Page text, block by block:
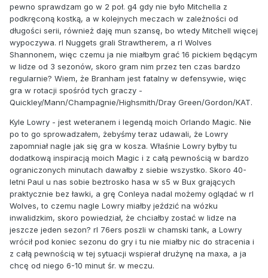
pewno sprawdzam go w 2 poł. g4 gdy nie było Mitchella z
podkręconą kostką, a w kolejnych meczach w zależności od
długości serii, również daję mun szansę, bo wtedy Mitchell więcej
wypoczywa. rl Nuggets grali Strawtherem, a rl Wolves
Shannonem, więc czemu ja nie miałbym grać 16 pickiem będącym
w lidze od 3 sezonów, skoro gram nim przez ten czas bardzo
regularnie? Wiem, że Branham jest fatalny w defensywie, więc
gra w rotacji spośród tych graczy -
Quickley/Mann/Champagnie/Highsmith/Dray Green/Gordon/KAT.
Kyle Lowry - jest weteranem i legendą moich Orlando Magic. Nie
po to go sprowadzałem, żebyśmy teraz udawali, że Lowry
zapomniał nagle jak się gra w kosza. Właśnie Lowry byłby tu
dodatkową inspiracją moich Magic i z całą pewnością w bardzo
ograniczonych minutach dawałby z siebie wszystko. Skoro 40-
letni Paul u nas sobie beztrosko hasa w s5 w Bux grających
praktycznie bez ławki, a grę Conleya nadal możemy oglądać w rl
Wolves, to czemu nagle Lowry miałby jeździć na wózku
inwalidzkim, skoro powiedział, że chciałby zostać w lidze na
jeszcze jeden sezon? rl 76ers poszli w chamski tank, a Lowry
wrócił pod koniec sezonu do gry i tu nie miałby nic do stracenia i
z całą pewnością w tej sytuacji wspierał drużynę na maxa, a ja
chcę od niego 6-10 minut śr. w meczu.